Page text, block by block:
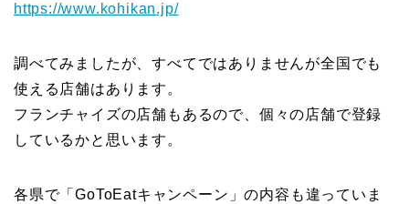
https://www.kohikan.jp/
調べてみましたが、すべてではありませんが全国でも
使える店舗はあります。
フランチャイズの店舗もあるので、個々の店舗で登録
しているかと思います。
各県で「GoToEatキャンペーン」の内容も違っていま